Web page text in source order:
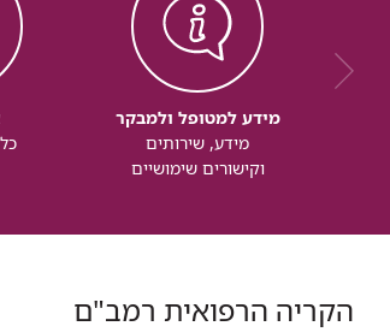
מידע למטופל ולמבקר
מידע, שירותים
וקישורים שימושיים
הקריה הרפואית רמב"ם